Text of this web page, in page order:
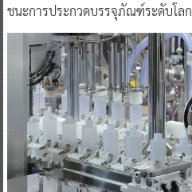
ชนะการประกวดบรรจุภัณฑ์ระดับโลก